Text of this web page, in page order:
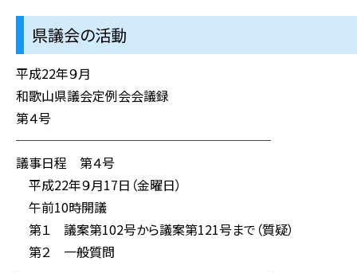
県議会の活動
平成22年９月
和歌山県議会定例会会議録
第４号
────────────────────
議事日程 第４号
平成22年９月17日（金曜日）
午前10時開議
第１ 議案第102号から議案第121号まで（質疑）
第２ 一般質問